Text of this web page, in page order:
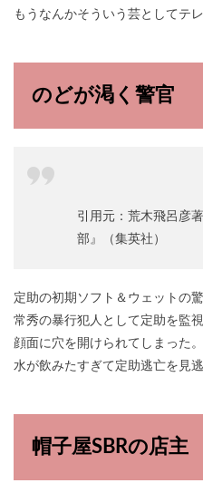
もうなんかそういう芸としてテ
のどが渇く警官
引用元：荒木飛呂彦
部』（集英社）
定助の初期ソフト＆ウェットの
常秀の暴行犯人として定助を監
顔面に穴を開けられてしまった。
水が飲みたすぎて定助逃亡を見
帽子屋SBRの店主